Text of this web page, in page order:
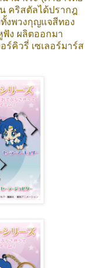
คริสตัลได้ปรากฎ
งพวงกุญแจสีทอง
ฟัง ผลิตออกมา
ร์คิวรี่ เซเลอร์มาร์ส